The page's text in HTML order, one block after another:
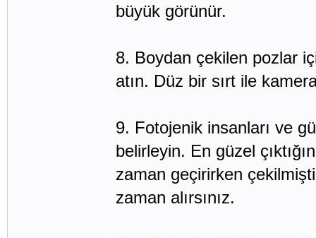
büyük görünür.
8. Boydan çekilen pozlar
atın. Düz bir sırt ile
9. Fotojenik insanları ve
belirleyin. En güzel
zaman geçirirken
zaman alırsınız.